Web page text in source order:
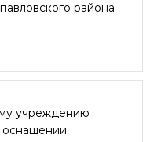
района
учреждению
оснащении